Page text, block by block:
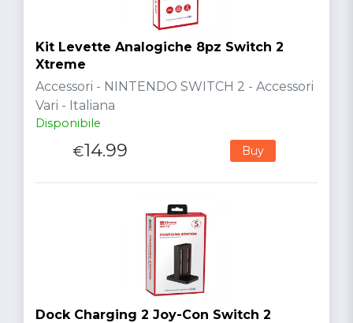
Kit Levette Analogiche 8pz Switch 2
Xtreme
Accessori - NINTENDO SWITCH 2 - Accessori
Vari - Italiana
Disponibile
€14.99 Buy
Dock Charging 2 Joy-Con Switch 2